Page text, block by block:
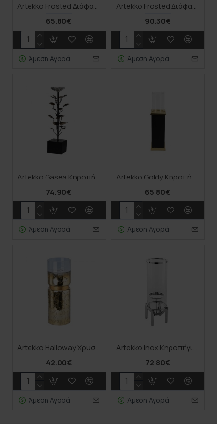
Artekko Frosted Διάφανο Γυάλινο Κηροπήγιο (8x8x28)cm
65.80€
Άμεση Αγορά
Artekko Frosted Διάφανο Γυάλινο Κηροπήγιο (8x8x38)cm
90.30€
Άμεση Αγορά
Artekko Gasea Κηροπήγιο Μεταλλικό (13x13x30)cm
74.90€
Άμεση Αγορά
Artekko Goldy Κηροπήγιο Ξύλο Μέταλλο Γυαλί Χρυσό Μαύρο (11.4x11.4x40.6)cm
65.80€
Άμεση Αγορά
Artekko Halloway Χρυσό Γυάλινο Διακοσμητικό Βάζο Κηροπήγιο (15x15x43.5)cm
42.00€
Άμεση Αγορά
Artekko Inox Κηροπήγιο Μέταλλο Γυαλί Ασημί (15.9x15.9x42)cm
72.80€
Άμεση Αγορά